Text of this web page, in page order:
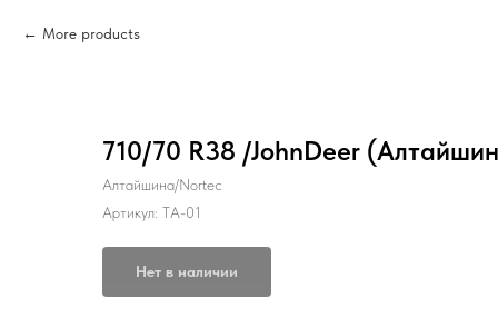
More products
710/70 R38 /JohnDeer
Алтайшина/Nortec
Артикул: TA-01
Нет в наличии